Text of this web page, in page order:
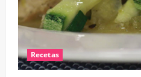
Recetas